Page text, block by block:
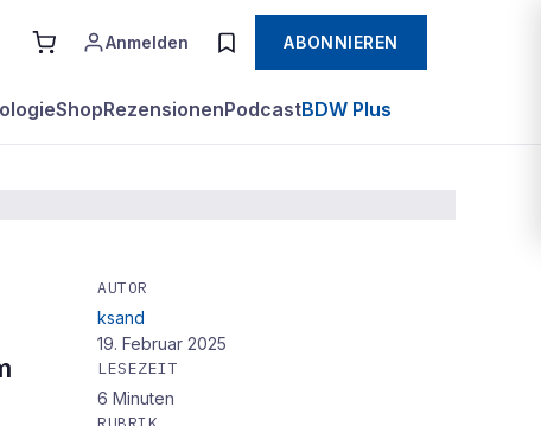
Anmelden ABONNIEREN
ShopRezensionenPodcastBDW Plus
AUTOR
ksand
19. Februar 2025
LESEZEIT
6 Minuten